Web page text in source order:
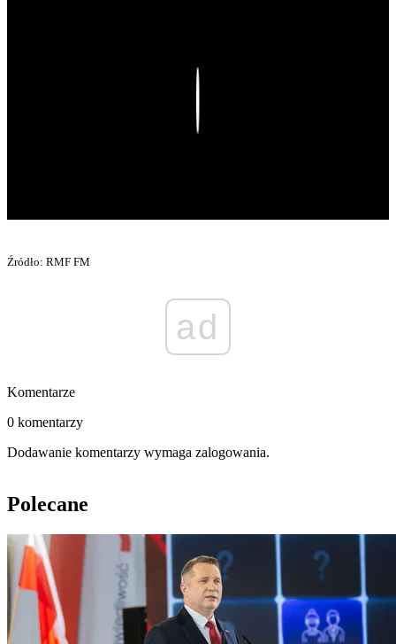
Źródło: RMF FM
ad
Komentarze
0 komentarzy
Dodawanie komentarzy wymaga zalogowania.
Polecane